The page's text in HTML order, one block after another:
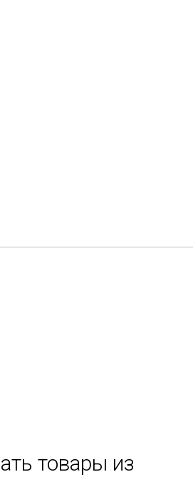
товары из